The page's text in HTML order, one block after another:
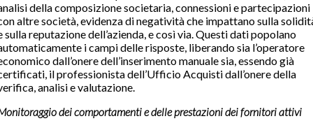
della composizione societaria, connessioni e partecipazioni
altre società, evidenza di negatività che impattano sulla
sulla reputazione dell’azienda, e così via. Questi dati popolano
i campi delle risposte, liberando sia l’operatore
dall’onere dell’inserimento manuale sia, essendo già
il professionista dell’Ufficio Acquisti dall’onere della
analisi e valutazione.
dei comportamenti e delle prestazioni dei fornitori attivi